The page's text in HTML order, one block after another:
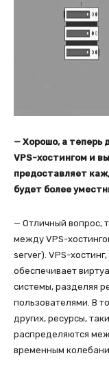
— Хорошо, а теперь
VPS-хостингом и
предоставляет
будет более
— Отличный вопрос,
между VPS-
server). VPS-
обеспечивает
системы, разделяя
пользователями. В
других, ресурсы,
распределяются
временным